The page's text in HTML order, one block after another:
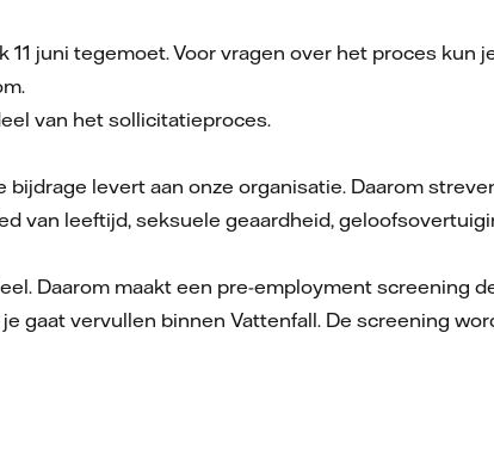
juni tegemoet. Voor vragen over het proces kun
van het sollicitatieproces.
levert aan onze organisatie. Daarom
van leeftijd, seksuele geaardheid,
Daarom maakt een pre-employment screening
gaat vervullen binnen Vattenfall. De screening